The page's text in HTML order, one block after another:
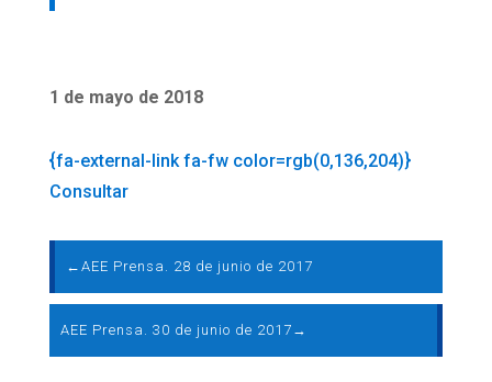
1 de mayo de 2018
{fa-external-link fa-fw color=rgb(0,136,204)}
Consultar
← AEE Prensa. 28 de junio de 2017
AEE Prensa. 30 de junio de 2017 →